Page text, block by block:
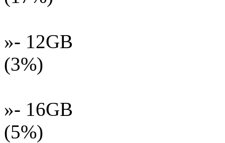
»- 12GB
(3%)
»- 16GB
(5%)